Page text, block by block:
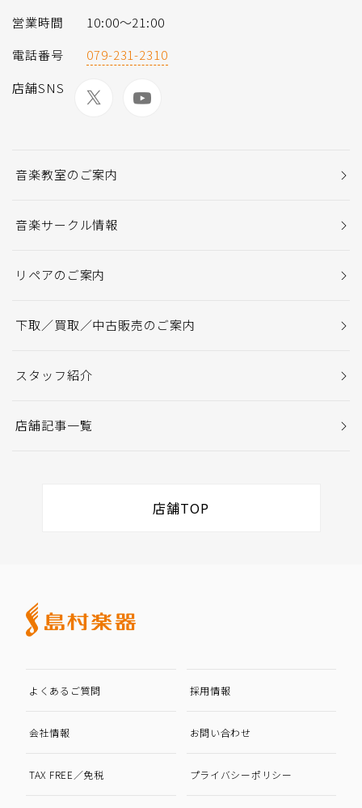
営業時間
10:00〜21:00
電話番号
079-231-2310
店舗SNS
音楽教室のご案内
音楽サークル情報
リペアのご案内
下取／買取／中古販売のご案内
スタッフ紹介
店舗記事一覧
店舗TOP
よくあるご質問 採用情報
会社情報 お問い合わせ
TAX FREE／免税 プライバシーポリシー